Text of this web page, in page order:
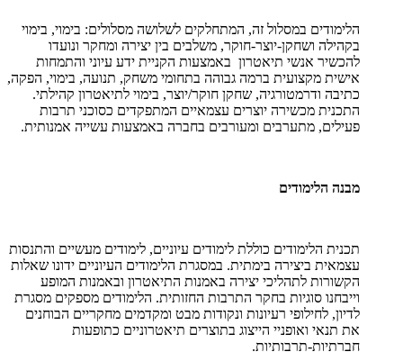
הלימודים במסלול זה, המתחלקים לשלושה מסלולים: בימוי, בימוי
בקהילה ושחקן-יוצר-חוקר, משלבים בין יצירה ומחקר ונועדו
להכשיר אנשי תיאטרון באמצעות הקניית ידע עיוני והתמחות
אישית מקצועית ברמה גבוהה בתחומי משחק, תנועה, בימוי, הפקה,
כתיבה ודרמטורגיה, שחקן חוקר/יוצר, בימוי לתיאטרון קהילתי.
התכנית מכשירה יוצרים עצמאיים המתפקדים כסוכני תרבות
פעילים, מתערבים ומעורבים בחברה באמצעות עשייה אמנותית.
מבנה הלימודים
תכנית הלימודים כוללת לימודים עיוניים, לימודים מעשיים והתנסות
עצמאית ביצירה בימתית. במסגרת הלימודים העיוניים ידונו שאלות
הקשורות לתהליכי יצירה באמנות התיאטרון ובאמנות המופע
וייבחנו סוגיות בחקר התרבות החזותית. הלימודים מספקים מסגרת
לדיון, לחילופי רעיונות ונקודות מבט ומקדמים מחקריים הבוחנים
את תנאי ואופניי הייצוג בתוצרים תיאטרוניים כתופעות
חברתיות-תרבותיות.